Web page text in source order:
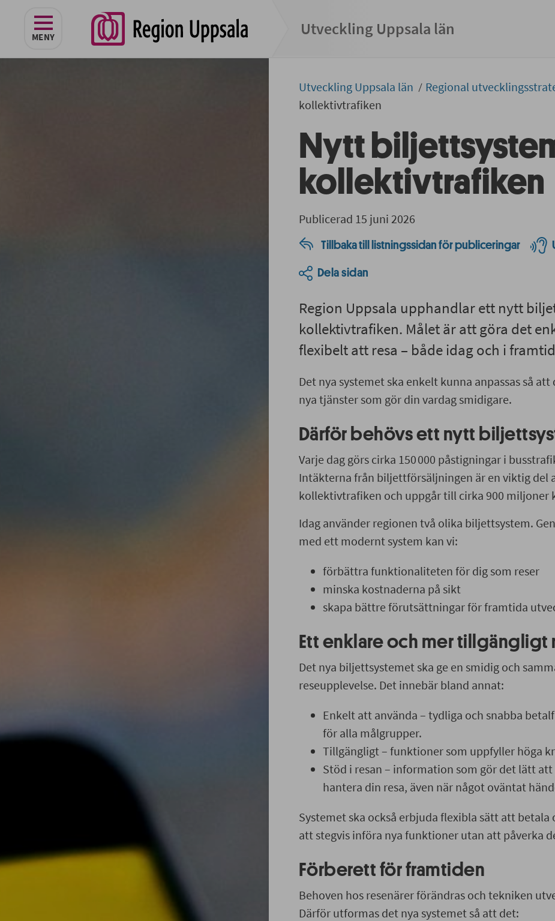
MENY
navigeringen Utveckling Uppsala län
Utveckling Uppsala län Regional
kollektivtrafiken
Nytt
kollektivtrafiken
Publicerad 15 juni 2026
Tillbaka till listningssidan för publiceringar
Dela sidan
Region Uppsala upphandlar ett nytt
kollektivtrafiken. Målet är att göra det
flexibelt att resa – både idag och i
Det nya systemet ska enkelt kunna anpassas så
nya tjänster som gör din vardag smidigare.
Därför behövs ett nytt
Varje dag görs cirka 150 000 påstigningar i
Intäkterna från biljettförsäljningen är en viktig del
kollektivtrafiken och uppgår till cirka 900 miljoner
Idag använder regionen två olika biljettsystem.
med ett modernt system kan vi:
förbättra funktionaliteten för dig som reser
minska kostnaderna på sikt
skapa bättre förutsättningar för framtida
Ett enklare och mer tillgängligt
Det nya biljettsystemet ska ge en smidig och
reseupplevelse. Det innebär bland annat:
Enkelt att använda – tydliga och snabba
för alla målgrupper.
Tillgängligt – funktioner som uppfyller höga
Stöd i resan – information som gör det lätt att
hantera din resa, även när något oväntat
Systemet ska också erbjuda flexibla sätt att
att stegvis införa nya funktioner utan att påverka
Förberett för framtiden
Behoven hos resenärer förändras och tekniken
Därför utformas det nya systemet så att det: